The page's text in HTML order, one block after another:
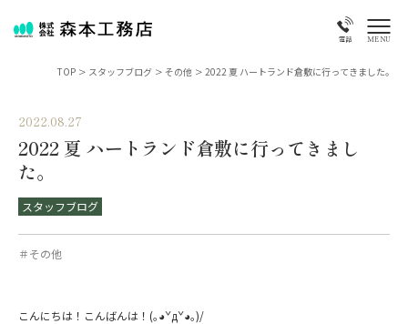
電話 MENU
TOP > スタッフブログ > その他 > 2022 夏 ハートランド倉敷に行ってきました。
2022.08.27
2022 夏 ハートランド倉敷に行ってきまし
た。
スタッフブログ
＃その他
こんにちは！こんばんは！(｡◕ˇдˇ​◕｡)/